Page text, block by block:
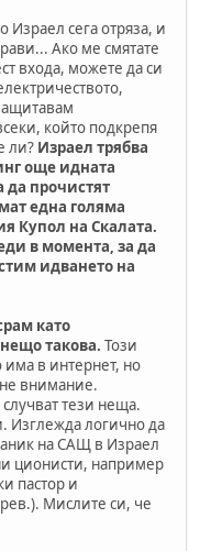
Израел сега отряза, и
Ако ме смятате
входа, можете да си
който подкрепя
ли? Израел трябва
още идната
да прочистят
една голяма
Купол на Скалата.
в момента, за да
идването на
като
такова. Този
има в интернет, но
внимание.
тези неща.
Изглежда логично да
на САЩ в Израел
ционисти, например
пастор и
Мислите си, че